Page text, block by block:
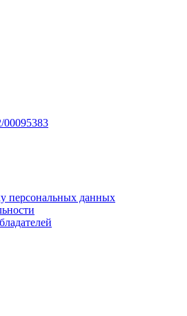
00095383
персональных данных